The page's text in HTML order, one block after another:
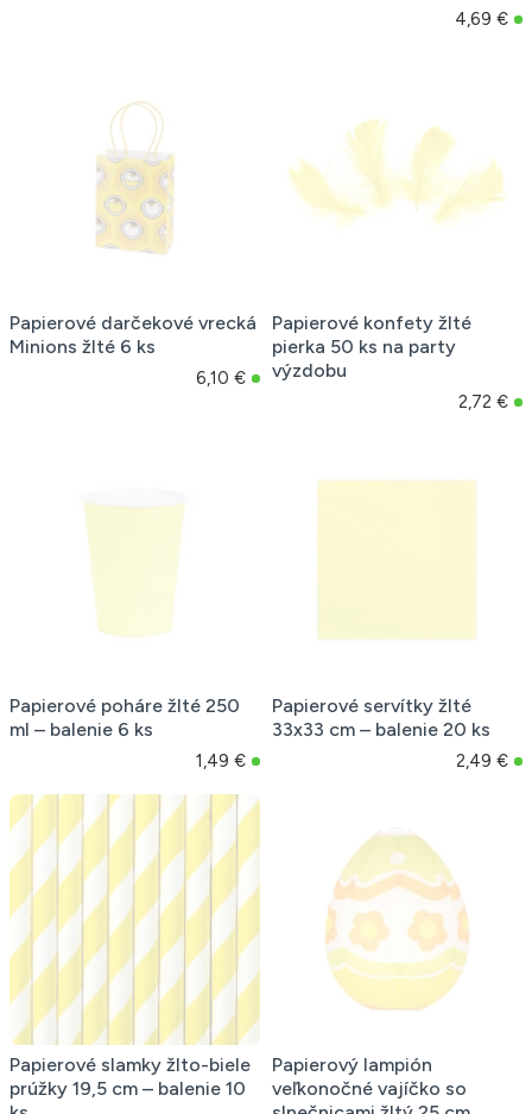
4,69 €
Papierové darčekové vrecká
Minions žlté 6 ks
6,10 €
Papierové konfety žlté
pierka 50 ks na party
výzdobu
2,72 €
Papierové poháre žlté 250
ml – balenie 6 ks
1,49 €
Papierové servítky žlté
33x33 cm – balenie 20 ks
2,49 €
Papierové slamky žlto-biele
prúžky 19,5 cm – balenie 10
Papierový lampión
veľkonočné vajíčko so